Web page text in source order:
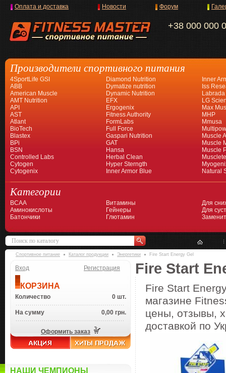
+38 000 000
Оплата и доставка Новости Форум
Производители спортивного питания
4SportLife GSI
ABB
American Muscle
AMT Nutrition
API
AST
Atlant
BioTech
Blastex
BPi
BSN
Controlled Labs
Cytogen
Cytogenix
Diamond Nutrition
Dymatize nutrition
Dynamic Nutrition
EFX
Ergogenix
Fitness Authority
FormLabs
Full Force
Gaspari Nutrition
GAT
Hansa
Herbal Clean
Hyper Sterngth
Inner Armor Blue
Inner
Iss
Labrada
LG
Max
MHP
Mmusa
Muscle
Muscle
Muscle
Natural
Категории
BCAA
Аминокислоты
Батончики
Витамины
Гейнеры
Глютамин
Для
Для
Спортивное питание Каталог продукции Энергетики Fire Start Energy Gel
Вход Регистрация
КОРЗИНА
Количество 0 шт.
На сумму 0,00 грн.
Оформить заказ
НАШИ ЧЕМПИОНЫ
Fire Start
Fire Start
магазине
цены, отзывы,
доставкой по